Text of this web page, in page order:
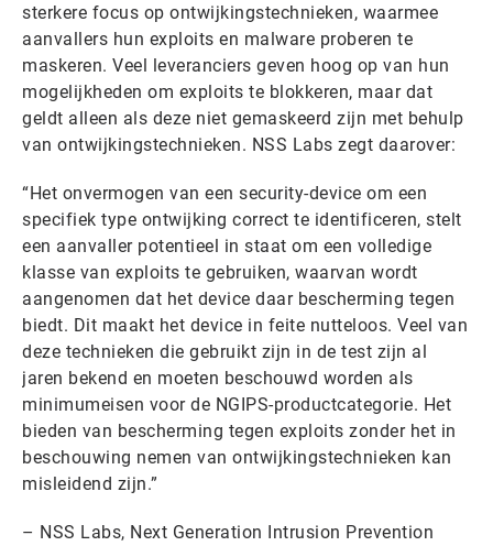
sterkere focus op ontwijkingstechnieken, waarmee
aanvallers hun exploits en malware proberen te
maskeren. Veel leveranciers geven hoog op van hun
mogelijkheden om exploits te blokkeren, maar dat
geldt alleen als deze niet gemaskeerd zijn met behulp
van ontwijkingstechnieken. NSS Labs zegt daarover:
“Het onvermogen van een security-device om een
specifiek type ontwijking correct te identificeren, stelt
een aanvaller potentieel in staat om een volledige
klasse van exploits te gebruiken, waarvan wordt
aangenomen dat het device daar bescherming tegen
biedt. Dit maakt het device in feite nutteloos. Veel van
deze technieken die gebruikt zijn in de test zijn al
jaren bekend en moeten beschouwd worden als
minimumeisen voor de NGIPS-productcategorie. Het
bieden van bescherming tegen exploits zonder het in
beschouwing nemen van ontwijkingstechnieken kan
misleidend zijn.”
– NSS Labs, Next Generation Intrusion Prevention